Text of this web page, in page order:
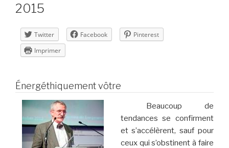
2015
Twitter Facebook
Pinterest
Imprimer
Énergéthiquement vôtre
Beaucoup de
tendances se confirment
et s’accélèrent, sauf pour
ceux qui s’obstinent à faire